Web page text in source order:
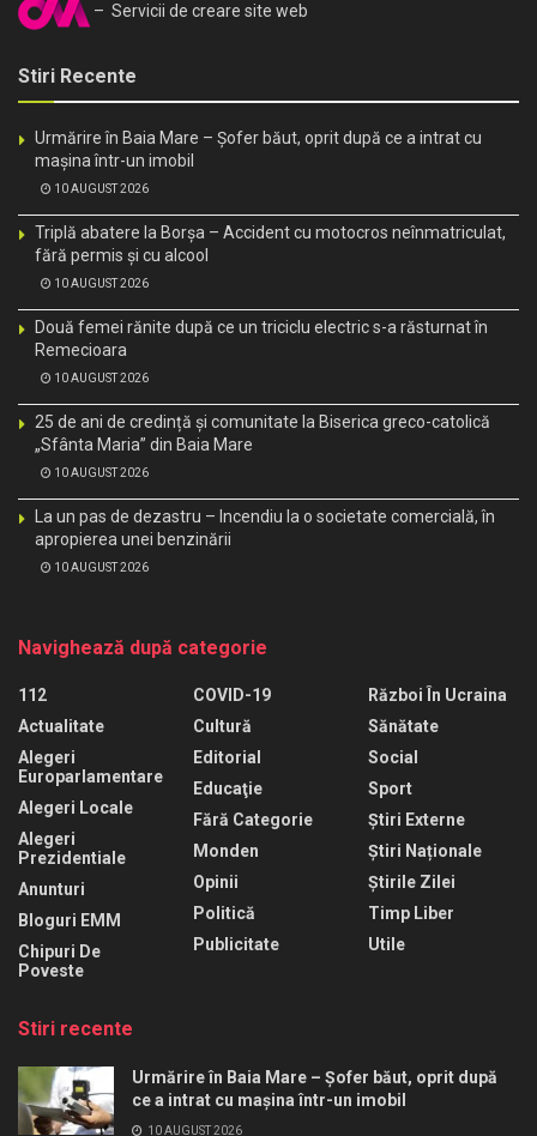
– Servicii de creare site web
Stiri Recente
Urmărire în Baia Mare – Șofer băut, oprit după ce a intrat cu
mașina într-un imobil
10 AUGUST 2026
Triplă abatere la Borșa – Accident cu motocros neînmatriculat,
fără permis și cu alcool
10 AUGUST 2026
Două femei rănite după ce un triciclu electric s-a răsturnat în
Remecioara
10 AUGUST 2026
25 de ani de credință și comunitate la Biserica greco-catolică
„Sfânta Maria” din Baia Mare
10 AUGUST 2026
La un pas de dezastru – Incendiu la o societate comercială, în
apropierea unei benzinării
10 AUGUST 2026
Navighează după categorie
112
Actualitate
Alegeri
Europarlamentare
Alegeri Locale
Alegeri
Prezidentiale
Anunturi
Bloguri EMM
Chipuri De
Poveste
COVID-19
Cultură
Editorial
Educaţie
Fără Categorie
Monden
Opinii
Politică
Publicitate
Război În Ucraina
Sănătate
Social
Sport
Știri Externe
Știri Naționale
Știrile Zilei
Timp Liber
Utile
Stiri recente
Urmărire în Baia Mare – Șofer băut, oprit după
ce a intrat cu mașina într-un imobil
10 AUGUST 2026